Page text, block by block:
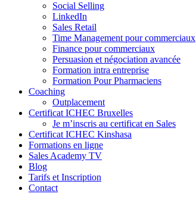
Social Selling
LinkedIn
Sales Retail
Time Management pour commerciaux
Finance pour commerciaux
Persuasion et négociation avancée
Formation intra entreprise
Formation Pour Pharmaciens
Coaching
Outplacement
Certificat ICHEC Bruxelles
Je m’inscris au certificat en Sales
Certificat ICHEC Kinshasa
Formations en ligne
Sales Academy TV
Blog
Tarifs et Inscription
Contact